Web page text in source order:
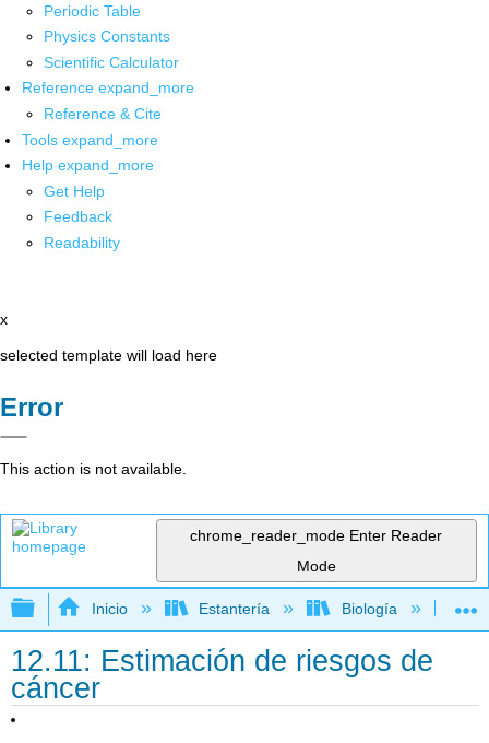
Periodic Table
Physics Constants
Scientific Calculator
Reference expand_more
Reference & Cite
Tools expand_more
Help expand_more
Get Help
Feedback
Readability
x
selected template will load here
Error
This action is not available.
chrome_reader_mode Enter Reader
Mode
Expandir/contraer jerarquía global
Inicio Estantería Biología
12.11: Estimación de riesgos de
cáncer